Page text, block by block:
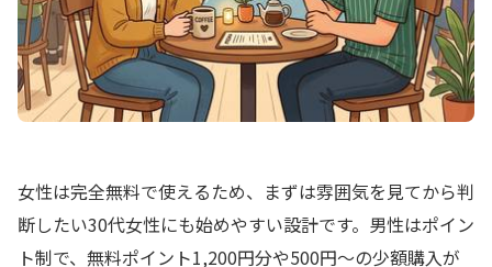
女性は完全無料で使えるため、まずは雰囲気を見てから判
断したい30代女性にも始めやすい設計です。男性はポイン
ト制で、無料ポイント1,200円分や500円～の少額購入が